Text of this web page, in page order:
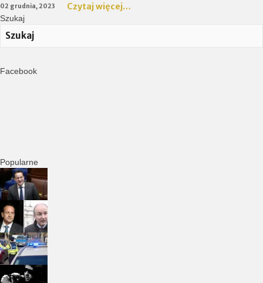
02 grudnia, 2023 Czytaj więcej…
Szukaj
Facebook
Popularne